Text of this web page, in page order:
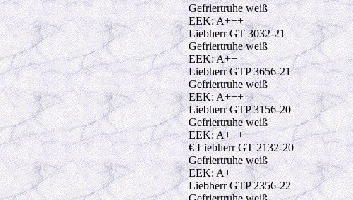
Gefriertruhe weiß
EEK: A+++
Liebherr GT 3032-21
Gefriertruhe weiß
EEK: A++
Liebherr GTP 3656-21
Gefriertruhe weiß
EEK: A+++
Liebherr GTP 3156-20
Gefriertruhe weiß
EEK: A+++
€ Liebherr GT 2132-20
Gefriertruhe weiß
EEK: A++
Liebherr GTP 2356-22